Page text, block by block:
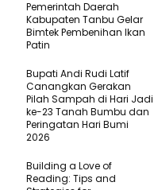
Pemerintah Daerah
Kabupaten Tanbu Gelar
Bimtek Pembenihan Ikan
Patin
Bupati Andi Rudi Latif
Canangkan Gerakan
Pilah Sampah di Hari Jadi
ke-23 Tanah Bumbu dan
Peringatan Hari Bumi
2026
Building a Love of
Reading: Tips and